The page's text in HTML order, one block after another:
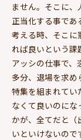
ません。そこに、
正当化する事であ
考える時、そこに
れば良いという課
アッシの仕事で、
多分、退場を求め
特集を組まれてい
なくて良いのにな
かが、全てだと（
いといけないので